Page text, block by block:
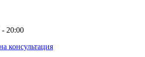
20:00
консультация